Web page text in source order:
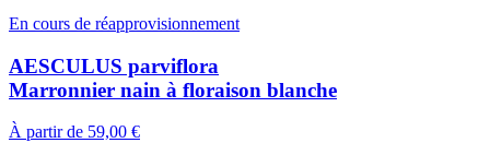
En cours de réapprovisionnement
AESCULUS parviflora
Marronnier nain à floraison blanche
À partir de 59,00 €